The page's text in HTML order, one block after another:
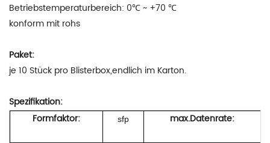
Betriebstemperaturbereich: 0℃ ~ +70 ℃
konform mit rohs
Paket:
je 10 Stück pro Blisterbox,endlich im Karton.
Spezifikation:
Formfaktor:
sfp max.Datenrate: